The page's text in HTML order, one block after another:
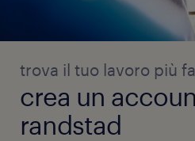
trova il tuo lavoro più
crea un
randstad